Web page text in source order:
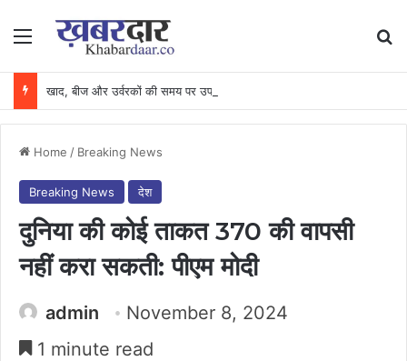
Menu
Home / Breaking News
Breaking News देश
दुनिया की कोई ताकत 370 की वापसी
नहीं करा सकती: पीएम मोदी
admin
November 8, 2024
1 minute read